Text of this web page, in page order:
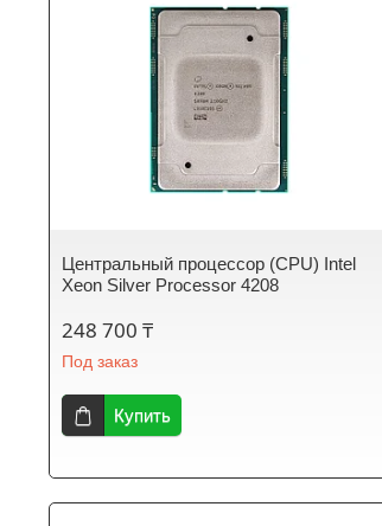
Центральный процессор (CPU) Intel
Xeon Silver Processor 4208
248 700 ₸
Под заказ
Купить